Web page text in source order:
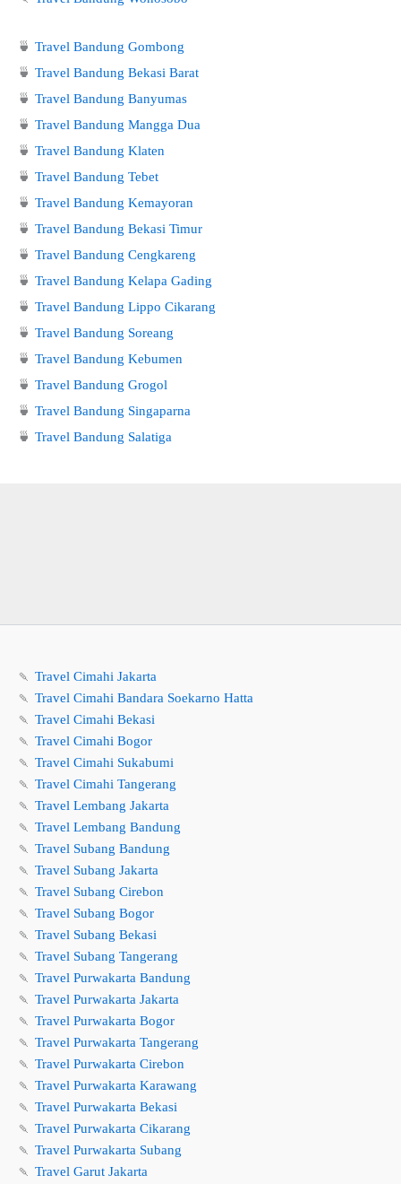
🍵 Travel Bandung Gombong
🍵 Travel Bandung Bekasi Barat
🍵 Travel Bandung Banyumas
🍵 Travel Bandung Mangga Dua
🍵 Travel Bandung Klaten
🍵 Travel Bandung Tebet
🍵 Travel Bandung Kemayoran
🍵 Travel Bandung Bekasi Timur
🍵 Travel Bandung Cengkareng
🍵 Travel Bandung Kelapa Gading
🍵 Travel Bandung Lippo Cikarang
🍵 Travel Bandung Soreang
🍵 Travel Bandung Kebumen
🍵 Travel Bandung Grogol
🍵 Travel Bandung Singaparna
🍵 Travel Bandung Salatiga
🍡 Travel Cimahi Jakarta
🍡 Travel Cimahi Bandara Soekarno Hatta
🍡 Travel Cimahi Bekasi
🍡 Travel Cimahi Bogor
🍡 Travel Cimahi Sukabumi
🍡 Travel Cimahi Tangerang
🍡 Travel Lembang Jakarta
🍡 Travel Lembang Bandung
🍡 Travel Subang Bandung
🍡 Travel Subang Jakarta
🍡 Travel Subang Cirebon
🍡 Travel Subang Bogor
🍡 Travel Subang Bekasi
🍡 Travel Subang Tangerang
🍡 Travel Purwakarta Bandung
🍡 Travel Purwakarta Jakarta
🍡 Travel Purwakarta Bogor
🍡 Travel Purwakarta Tangerang
🍡 Travel Purwakarta Cirebon
🍡 Travel Purwakarta Karawang
🍡 Travel Purwakarta Bekasi
🍡 Travel Purwakarta Cikarang
🍡 Travel Purwakarta Subang
🍡 Travel Garut Jakarta